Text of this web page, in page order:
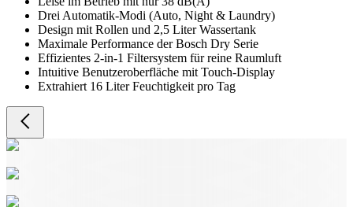
Drei Automatik-Modi (Auto, Night & Laundry)
Design mit Rollen und 2,5 Liter Wassertank
Maximale Performance der Bosch Dry Serie
Effizientes 2-in-1 Filtersystem für reine Raumluft
Intuitive Benutzeroberfläche mit Touch-Display
Extrahiert 16 Liter Feuchtigkeit pro Tag